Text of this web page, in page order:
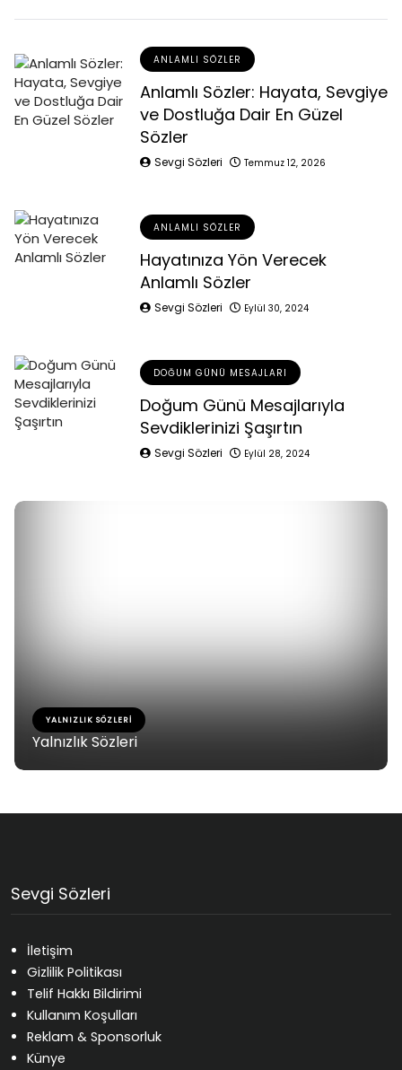
ANLAMLI SÖZLER
Anlamlı Sözler: Hayata, Sevgiye
ve Dostluğa Dair En Güzel
Sözler
Sevgi Sözleri Temmuz 12, 2026
ANLAMLI SÖZLER
Hayatınıza Yön Verecek
Anlamlı Sözler
Sevgi Sözleri Eylül 30, 2024
DOĞUM GÜNÜ MESAJLARI
Doğum Günü Mesajlarıyla
Sevdiklerinizi Şaşırtın
Sevgi Sözleri Eylül 28, 2024
YALNIZLIK SÖZLERI
Yalnızlık Sözleri
Sevgi Sözleri
İletişim
Gizlilik Politikası
Telif Hakkı Bildirimi
Kullanım Koşulları
Reklam & Sponsorluk
Künye